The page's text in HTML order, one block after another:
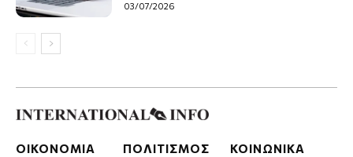
03/07/2026
ΟΙΚΟΝΟΜΙΑ ΠΟΛΙΤΙΣΜΟΣ ΚΟΙΝΩΝΙΚΑ